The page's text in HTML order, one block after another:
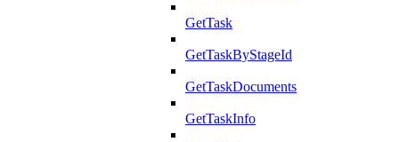
GetTask
GetTaskByStageId
GetTaskDocuments
GetTaskInfo